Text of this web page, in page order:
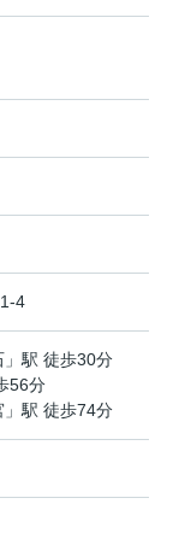
4
」駅 徒歩30分
56分
」駅 徒歩74分